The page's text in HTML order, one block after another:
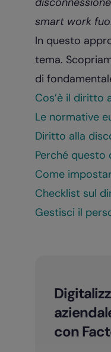
smart work
In questo
tema.
di
Cos’è il diritto
Le normative
Diritto alla
Perché
Come
Checklist sul
Gestisci il
con